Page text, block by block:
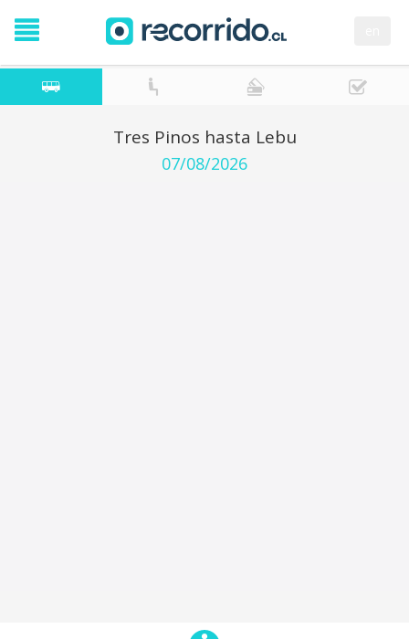
Tres Pinos hasta Lebu
07/08/2026